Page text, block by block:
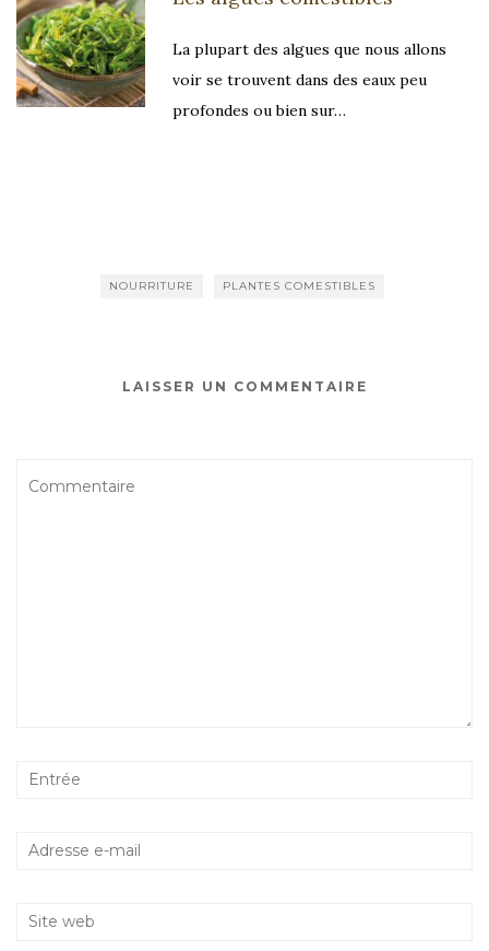
La plupart des algues que nous allons
voir se trouvent dans des eaux peu
profondes ou bien sur…
NOURRITURE PLANTES COMESTIBLES
LAISSER UN COMMENTAIRE